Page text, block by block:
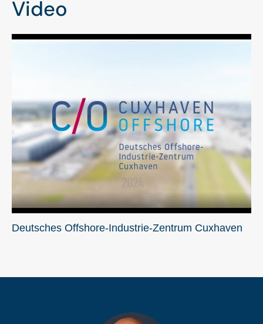
Video
Deutsches Offshore-Industrie-Zentrum Cuxhaven